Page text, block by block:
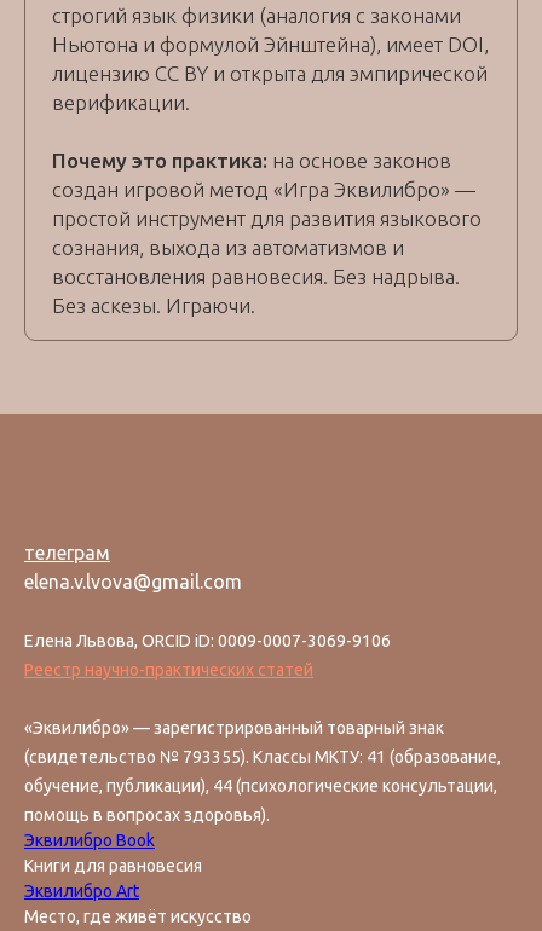
строгий язык физики (аналогия с законами
Ньютона и формулой Эйнштейна), имеет DOI,
лицензию CC BY и открыта для эмпирической
верификации.
Почему это практика: на основе законов
создан игровой метод «Игра Эквилибро» —
простой инструмент для развития языкового
сознания, выхода из автоматизмов и
восстановления равновесия. Без надрыва.
Без аскезы. Играючи.
телеграм
elena.v.lvova@gmail.com
Елена Львова, ORCID iD: 0009-0007-3069-9106
Реестр научно-практических статей
«Эквилибро» — зарегистрированный товарный знак
(свидетельство № 793355). Классы МКТУ: 41 (образование,
обучение, публикации), 44 (психологические консультации,
помощь в вопросах здоровья).
Эквилибро Book
Книги для равновесия
Эквилибро Art
Место, где живёт искусство